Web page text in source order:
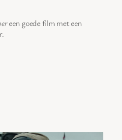
een goede film met een